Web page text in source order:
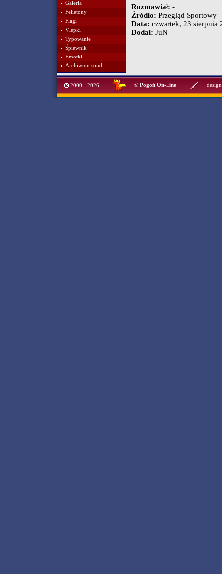
Galeria
Felietony
Flagi
Vlepki
Typowanie
Śpiewnik
Emotki
Archiwum sond
Rozmawiał: -
Źródło: Przegląd Sportowy
Data: czwartek, 23 sierpnia
Dodał: JuN
2000 - 2026 © Pogoń On-Line